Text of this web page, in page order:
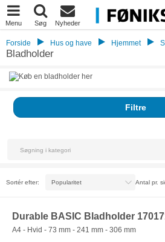
Menu Søg Nyheder
Forside Hus og have Hjemmet
Bladholder
Filtre
Sortér efter: Antal pr.
Durable BASIC Bladholder
A4 - Hvid - 73 mm - 241 mm - 306 mm